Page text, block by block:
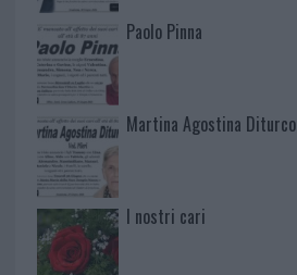
Paolo Pinna
Martina Agostina Diturco
I nostri cari